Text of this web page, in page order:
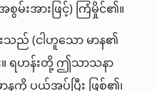
းအားဖြင့်) ကြံမှိုင်၏။
ည် (ငါဟူသော မာန၏
။ ရဟန်းတို့ ဤသာသနာ